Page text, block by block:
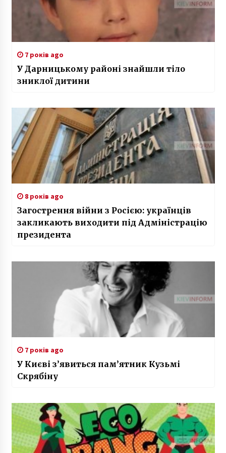
7 років ago
У Дарницькому районі знайшли тіло
зниклої дитини
8 років ago
Загострення війни з Росією: українців
закликають виходити під Адміністрацію
президента
7 років ago
У Києві з’явиться пам’ятник Кузьмі
Скрябіну